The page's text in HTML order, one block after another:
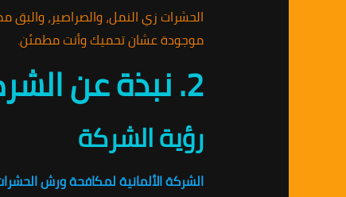
الحشرات زي النمل، والصراصير،
موجودة عشان تحميك وأنت مطمئن.
2. نبذة عن الشركة
رؤية الشركة
الشركة الألمانية لمكافحة ورش